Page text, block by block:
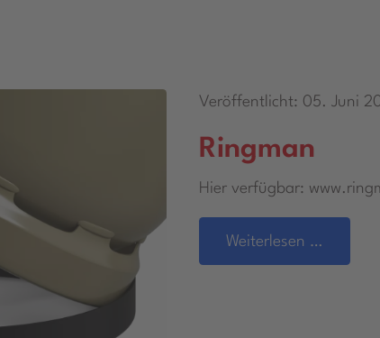
Veröffentlicht: 05. Juni
Ringman
Hier verfügbar:
Weiterlesen …